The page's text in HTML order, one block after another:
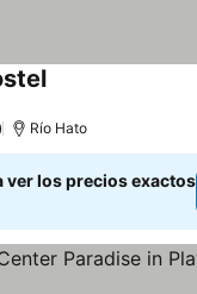
Ver precios
Río Hato
ver los precios exactos